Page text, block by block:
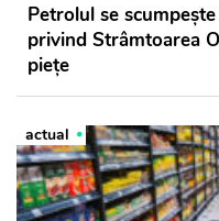
Petrolul se
privind Strâmtoarea
piețe
actual